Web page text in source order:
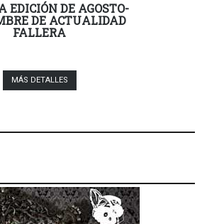
EDICIÓN DE AGOSTO-
DE ACTUALIDAD
FALLERA
MÁS DETALLES